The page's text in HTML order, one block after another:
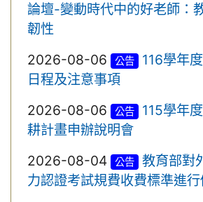
論壇-變動時代中的好老師：
韌性
2026-08-06
公告
116學年
日程及注意事項
2026-08-06
公告
115學年
耕計畫申辦說明會
2026-08-04
公告
教育部對
力認證考試規費收費標準進